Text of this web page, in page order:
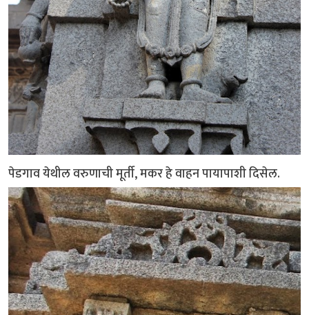
पेडगाव येथील वरुणाची मूर्ती, मकर हे वाहन पायापाशी दिसेल.